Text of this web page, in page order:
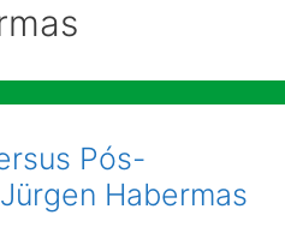
Pós-
Habermas